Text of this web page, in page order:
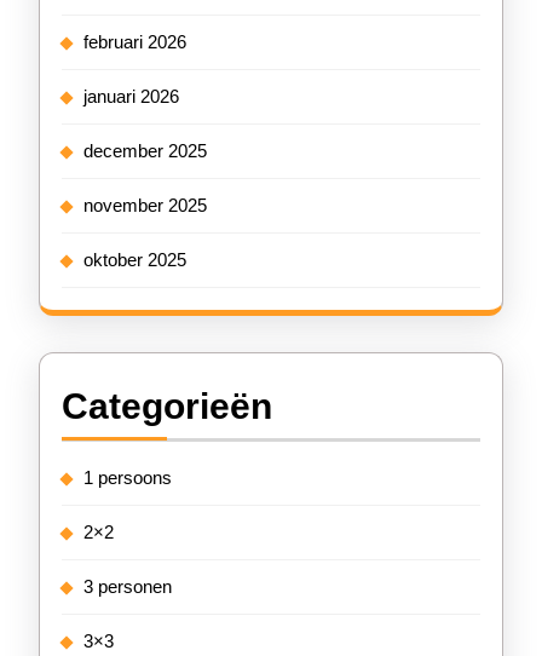
februari 2026
januari 2026
december 2025
november 2025
oktober 2025
Categorieën
1 persoons
2×2
3 personen
3×3